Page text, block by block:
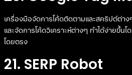
เครื่องมือจัดการโค้ดติดตามและสคริปต์ต่า
และจัดการโค้ดวิเคราะห์ต่างๆ ทำได้ง่ายขึ้นโ
โดยตรง
21. SERP Robot